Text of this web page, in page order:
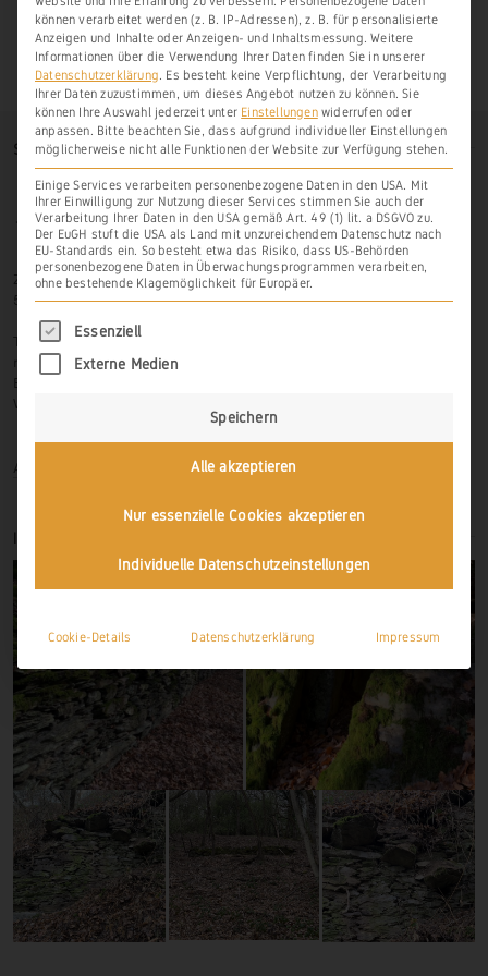
SO FINDEN SIE UNS
Zur Hasenlay 10
56379 Scheidt
Tel.: 06439-326 523
mobil: 0171-3445599
Email: info@weinbau-an-der-lahn.de
Web:
Anmelden
können verarbeitet werden (z. B. IP-Adressen), z. B. für personalisierte
Anzeigen und Inhalte oder Anzeigen- und Inhaltsmessung. Weitere
Informationen über die Verwendung Ihrer Daten finden Sie in unserer
Datenschutzerklärung. Es besteht keine Verpflichtung, der Verarbeitung
Ihrer Daten zuzustimmen, um dieses Angebot nutzen zu können. Sie
können Ihre Auswahl jederzeit unter Einstellungenwiderrufen oder
anpassen. Bitte beachten Sie, dass aufgrund individueller Einstellungen
möglicherweise nicht alle Funktionen der Website zur Verfügung stehen.
Einige Services verarbeiten personenbezogene Daten in den USA. Mit
Ihrer Einwilligung zur Nutzung dieser Services stimmen Sie auch der
Verarbeitung Ihrer Daten in den USA gemäß Art. 49 (1) lit. a DSGVO zu.
Der EuGH stuft die USA als Land mit unzureichendem Datenschutz nach
EU-Standards ein. So besteht etwa das Risiko, dass US-Behörden
personenbezogene Daten in Überwachungsprogrammen verarbeiten,
ohne bestehende Klagemöglichkeit für Europäer.
Es folgt eine Liste der Service-Gruppen, für
Essenziell
Externe Medien
Speichern
Alle akzeptieren
Nur essenzielle Cookies akzeptieren
Individuelle Datenschutzeinstellungen
Cookie-Details Datenschutzerklärung Impressum